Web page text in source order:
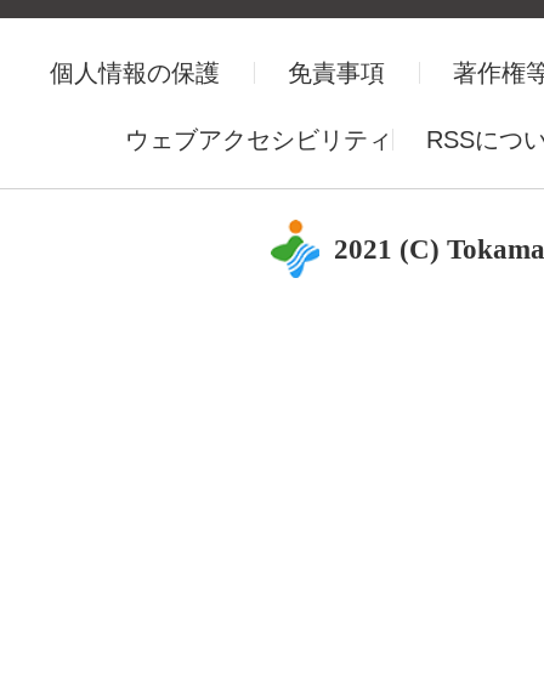
個人情報の保護 免責事項 著作権
ウェブアクセシビリティ RSSにつ
2021 (C)